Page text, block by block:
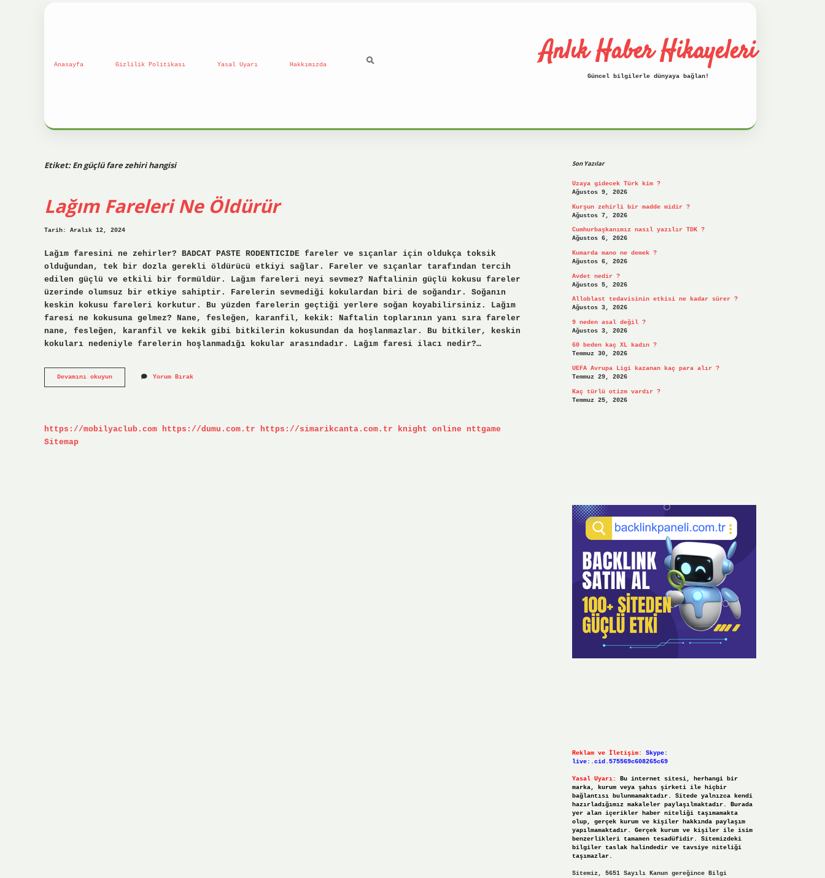
Anasayfa Gizlilik Politikası Yasal Uyarı Hakkımızda Anlık Haber Hikayeleri
Güncel bilgilerle dünyaya bağlan!
Etiket:En güçlü fare zehiri hangisi
Lağım Fareleri Ne Öldürür
Tarih: Aralık 12, 2024
Lağım faresini ne zehirler? BADCAT PASTE RODENTICIDE fareler ve sıçanlar için oldukça toksik
olduğundan, tek bir dozla gerekli öldürücü etkiyi sağlar. Fareler ve sıçanlar tarafından tercih
edilen güçlü ve etkili bir formüldür. Lağım fareleri neyi sevmez? Naftalinin güçlü kokusu fareler
üzerinde olumsuz bir etkiye sahiptir. Farelerin sevmediği kokulardan biri de soğandır. Soğanın
keskin kokusu fareleri korkutur. Bu yüzden farelerin geçtiği yerlere soğan koyabilirsiniz. Lağım
faresi ne kokusuna gelmez? Nane, fesleğen, karanfil, kekik: Naftalin toplarının yanı sıra fareler
nane, fesleğen, karanfil ve kekik gibi bitkilerin kokusundan da hoşlanmazlar. Bu bitkiler, keskin
kokuları nedeniyle farelerin hoşlanmadığı kokular arasındadır. Lağım faresi ilacı nedir?…
Devamını okuyunLağım
Fareleri
Yorum Bırak
https://mobilyaclub.com https://dumu.com.tr https://simarikcanta.com.tr knight online
nttgame
Sitemap
Son Yazılar
Uzaya gidecek Türk kim ?
Ağustos 9, 2026
Kurşun zehirli bir madde midir ?
Ağustos 7, 2026
Cumhurbaşkanımız nasıl yazılır TDK ?
Ağustos 6, 2026
Kumarda mano ne demek ?
Ağustos 6, 2026
Avdet nedir ?
Ağustos 5, 2026
Alloblast tedavisinin etkisi ne kadar sürer ?
Ağustos 3, 2026
9 neden asal değil ?
Ağustos 3, 2026
60 beden kaç XL kadın ?
Temmuz 30, 2026
UEFA Avrupa Ligi kazanan kaç para alır ?
Temmuz 29, 2026
Kaç türlü otizm vardır ?
Temmuz 25, 2026
Reklam ve İletişim:
Skype:
live:.cid.575569c608265c69
Yasal Uyarı:
Bu internet sitesi, herhangi bir
marka, kurum veya şahıs şirketi ile hiçbir
bağlantısı bulunmamaktadır. Sitede yalnızca kendi
hazırladığımız makaleler paylaşılmaktadır. Burada
yer alan içerikler haber niteliği taşımamakta
olup, gerçek kurum ve kişiler hakkında paylaşım
yapılmamaktadır. Gerçek kurum ve kişiler ile isim
benzerlikleri tamamen tesadüfidir. Sitemizdeki
bilgiler taslak halindedir ve tavsiye niteliği
taşımazlar.
Sitemiz, 5651 Sayılı Kanun gereğince Bilgi